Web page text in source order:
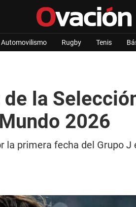
Automovilismo Rugby Tenis
la
2026
primera fecha del Grupo J